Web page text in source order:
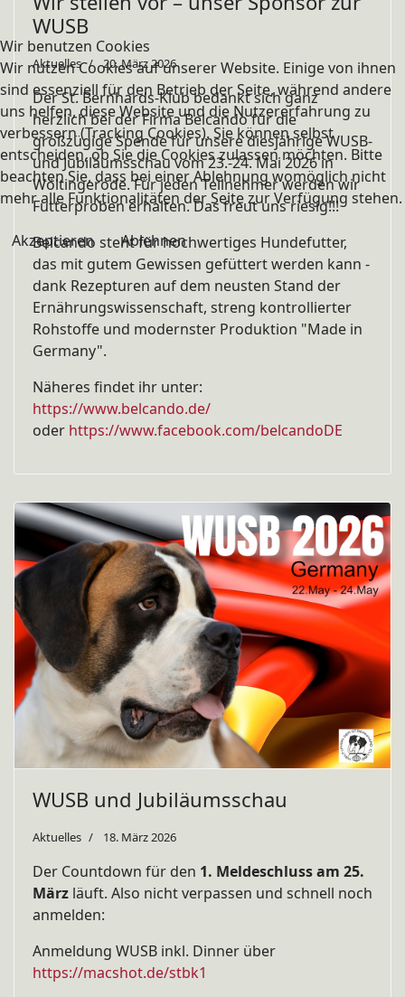
WUSB
Aktuelles 20. März 2026
Der St. Bernhards-Klub bedankt sich ganz
herzlich bei der Firma Belcando für die
großzügige Spende für unsere diesjährige WUSB-
und Jubiläumsschau vom 23.-24. Mai 2026 in
Wöltingerode. Für jeden Teilnehmer werden wir
Futterproben erhalten. Das freut uns riesig!!!
Belcando steht für hochwertiges Hundefutter,
das mit gutem Gewissen gefüttert werden kann -
dank Rezepturen auf dem neusten Stand der
Ernährungswissenschaft, streng kontrollierter
Rohstoffe und modernster Produktion "Made in
Germany".
Näheres findet ihr unter:
https://www.belcando.de/
oder https://www.facebook.com/belcandoDE
WUSB und Jubiläumsschau
Aktuelles 18. März 2026
Der Countdown für den 1. Meldeschluss am 25.
März läuft. Also nicht verpassen und schnell noch
anmelden:
Anmeldung WUSB inkl. Dinner über
https://macshot.de/stbk1
Wir benutzen Cookies
Wir nutzen Cookies auf unserer Website. Einige von ihnen
sind essenziell für den Betrieb der Seite, während andere
uns helfen, diese Website und die Nutzererfahrung zu
verbessern (Tracking Cookies). Sie können selbst
entscheiden, ob Sie die Cookies zulassen möchten. Bitte
beachten Sie, dass bei einer Ablehnung womöglich nicht
mehr alle Funktionalitäten der Seite zur Verfügung stehen.
Akzeptieren Ablehnen